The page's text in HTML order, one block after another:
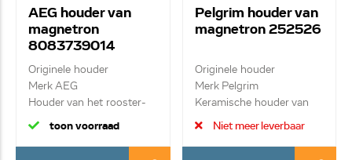
AEG houder van
magnetron
8083739014
Originele houder
Merk AEG
Houder van het rooster-
zijwand-
toon voorraad
Pelgrim houder van
magnetron 252526
Originele houder
Merk Pelgrim
Keramische houder van
insc...
Niet meer leverbaar